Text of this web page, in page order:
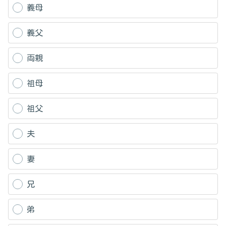
義母
義父
両親
祖母
祖父
夫
妻
兄
弟